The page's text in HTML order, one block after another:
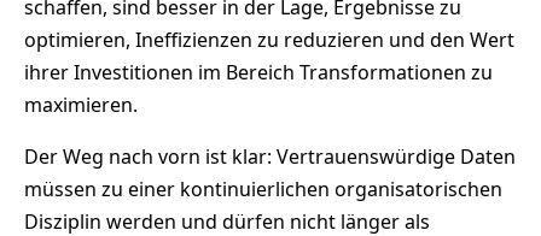
schaffen, sind besser in der Lage, Ergebnisse zu
optimieren, Ineffizienzen zu reduzieren und den Wert
ihrer Investitionen im Bereich Transformationen zu
maximieren.
Der Weg nach vorn ist klar: Vertrauenswürdige Daten
müssen zu einer kontinuierlichen organisatorischen
Disziplin werden und dürfen nicht länger als